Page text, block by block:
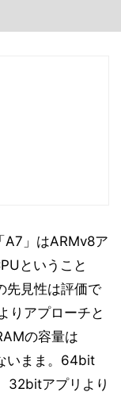
A7」はARMv8ア
ということ
先見性は評価で
りアプローチと
の容量は
いまま。64bit
32bitアプリより